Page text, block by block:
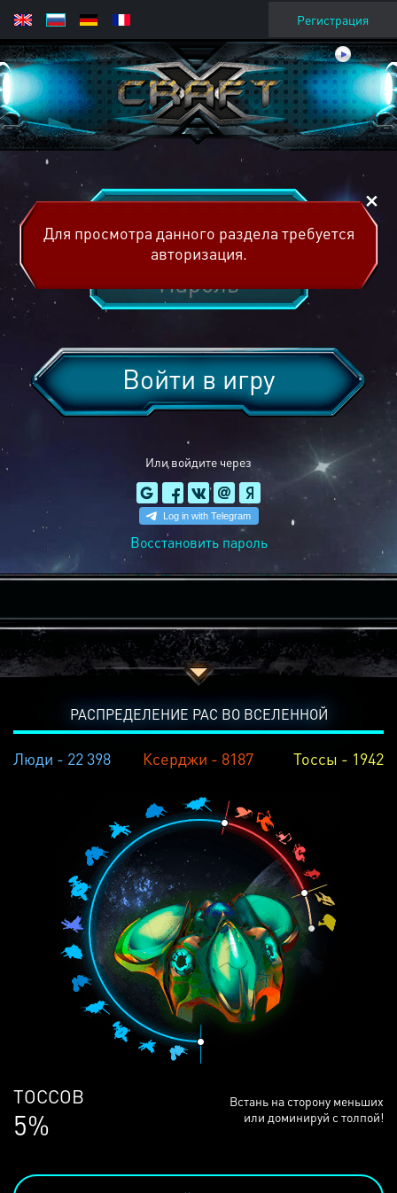
Регистрация
Или войдите через
Войти в игру
Восстановить пароль
Для просмотра данного раздела требуется
авторизация.
РАСПРЕДЕЛЕНИЕ РАС ВО ВСЕЛЕННОЙ
Люди - 22 398 Ксерджи - 8187 Тоссы - 1942
ЛЮДЕЙ
68%
Встань на сторону меньших
или доминируй с толпой!